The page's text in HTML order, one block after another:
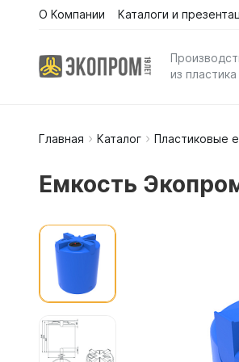
О Компании Каталоги и
из пластика
Главная Каталог Пластиковые
Емкость